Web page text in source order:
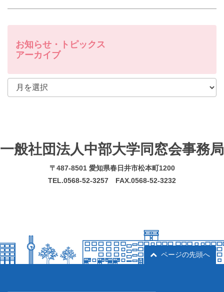
お知らせ・トピックス
アーカイブ
一般社団法人中部大学同窓会事務局
〒487-8501 愛知県春日井市松本町1200
TEL.0568-52-3257 FAX.0568-52-3232
ページの先頭へ